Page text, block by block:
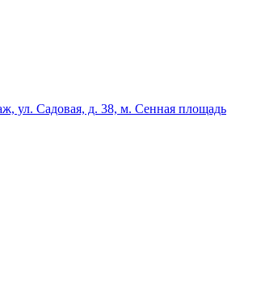
ул. Садовая, д. 38, м. Сенная площадь